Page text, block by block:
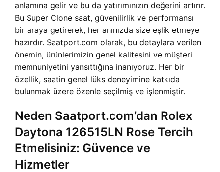
anlamına gelir ve bu da yatırımınızın değerini artırır.
Bu Super Clone saat, güvenilirlik ve performansı
bir araya getirerek, her anınızda size eşlik etmeye
hazırdır. Saatport.com olarak, bu detaylara verilen
önemin, ürünlerimizin genel kalitesini ve müşteri
memnuniyetini yansıttığına inanıyoruz. Her bir
özellik, saatin genel lüks deneyimine katkıda
bulunmak üzere özenle seçilmiş ve işlenmiştir.
Neden Saatport.com’dan Rolex
Daytona 126515LN Rose Tercih
Etmelisiniz: Güvence ve
Hizmetler